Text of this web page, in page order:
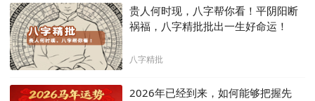
贵人何时现，八字帮你看！平阴阳断
祸福，八字精批批出一生好命运！
八字精批
2026年已经到来，如何能够把握先